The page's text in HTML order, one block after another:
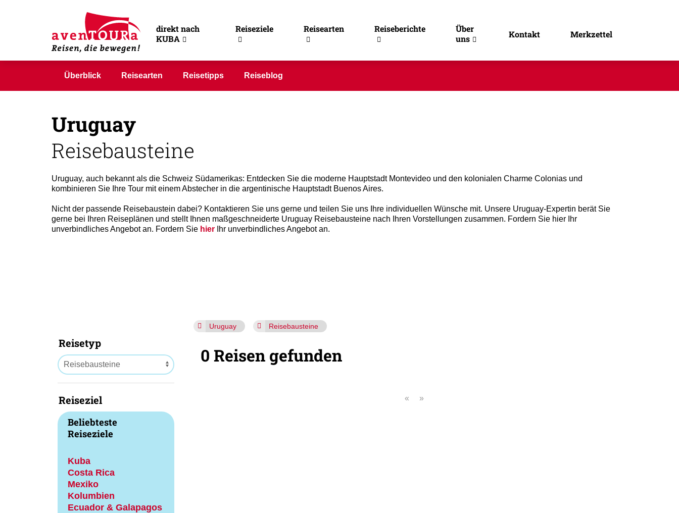
direkt nach
KUBA
Reiseziele Reisearten Reiseberichte
Über
uns
Kontakt Merkzettel
Überblick Reisearten Reisetipps Reiseblog
Uruguay
Reisebausteine
Uruguay, auch bekannt als die Schweiz Südamerikas: Entdecken Sie die moderne Hauptstadt Montevideo und den kolonialen Charme Colonias und
kombinieren Sie Ihre Tour mit einem Abstecher in die argentinische Hauptstadt Buenos Aires.
Nicht der passende Reisebaustein dabei? Kontaktieren Sie uns gerne und teilen Sie uns Ihre individuellen Wünsche mit. Unsere Uruguay-Expertin berät Sie
gerne bei Ihren Reiseplänen und stellt Ihnen maßgeschneiderte Uruguay Reisebausteine nach Ihren Vorstellungen zusammen. Fordern Sie hier Ihr
unverbindliches Angebot an. Fordern Sie hier Ihr unverbindliches Angebot an.
Reisetyp
Reiseziel
Beliebteste
Reiseziele
Kuba
Costa Rica
Mexiko
Kolumbien
Ecuador & Galapagos
Uruguay Reisebausteine
0 Reisen gefunden
« »